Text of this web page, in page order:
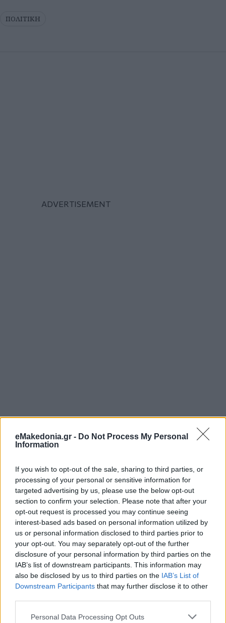
eMakedonia.gr - Do Not Process My Personal
Information
If you wish to opt-out of the sale, sharing to third parties, or
processing of your personal or sensitive information for
targeted advertising by us, please use the below opt-out
section to confirm your selection. Please note that after your
opt-out request is processed you may continue seeing
interest-based ads based on personal information utilized by
us or personal information disclosed to third parties prior to
your opt-out. You may separately opt-out of the further
disclosure of your personal information by third parties on the
IAB’s list of downstream participants. This information may
also be disclosed by us to third parties on the IAB’s List of
Downstream Participants that may further disclose it to other
Please note that this website/app uses one or more Google
Personal Data Processing Opt Outs
ΠΟΛΙΤΙΚΗ